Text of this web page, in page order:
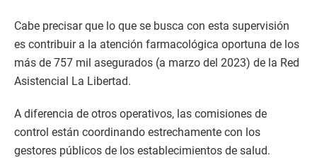
c
n
d
s
o
m
i
n
u
Cabe precisar que lo que se busca con esta supervisión
es contribuir a la atención farmacológica oportuna de los
más de 757 mil asegurados (a marzo del 2023) de la Red
Asistencial La Libertad.
A diferencia de otros operativos, las comisiones de
control están coordinando estrechamente con los
gestores públicos de los establecimientos de salud.